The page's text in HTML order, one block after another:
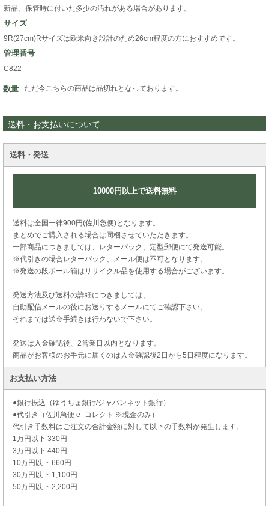
新品。保管時に付いた多少の汚れがある場合があります。
サイズ
9R(27cm)Rサイズは欧米向き設計のため26cm程度の方におすすめです。
管理番号
C822
数量 ただ今こちらの商品は品切れとなっております。
送料・お支払いについて
送料・発送
10000円以上で送料無料
送料は全国一律900円(佐川急便)となります。
まとめでご購入される場合は同梱させていただきます。
一部商品につきましては、レターパック、定型郵便にて発送可能。
※代引きの場合レターパック、メール便は不可となります。
※発送の段ボール箱はリサイクル品を使用する場合がございます。
発送方法及び送料の詳細につきましては、
自動配信メールの後にお送りするメールにてご確認下さい。
それまでは送金手続きは行わないで下さい。
発送は入金確認後、2営業日以内となります。
商品がお客様のお手元に届くのは入金確認後2日から5日程度になります。
お支払い方法
●銀行振込（ゆうちょ銀行/ジャパンネット銀行）
●代引き（佐川急便 e -コレクト ※現金のみ）
代引き手数料はご注文の合計金額に対して以下の手数料が発生します。
1万円以下 330円
3万円以下 440円
10万円以下 660円
30万円以下 1,100円
50万円以下 2,200円